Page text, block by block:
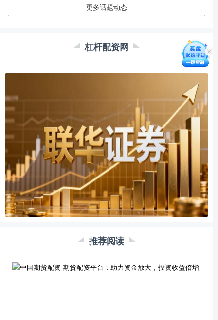
更多话题动态
杠杆配资网
推荐阅读